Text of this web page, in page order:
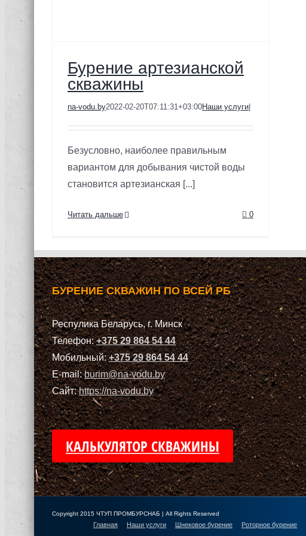
Бурение артезианской
скважины
na-vodu.by2022-02-20T07:11:31+03:00Наши услуги
Безусловно, наиболее правильным
вариантом для добывания чистой воды
становится артезианская [...]
Читать дальше 0
БУРЕНИЕ СКВАЖИН ПО ВСЕЙ РБ
Респулика Беларусь, г. Минск
Телефон:+375 29 864 54 44
Мобильный:+375 29 864 54 44
E-mail:burim@na-vodu.by
Сайт:https://na-vodu.by
КАЛЬКУЛЯТОР СКВАЖИНЫ
Copyright 2015 ЧТУП ПРОМБУРСНАБ | All Rights Reserved
Главная Наши услуги Шнековое бурение Роторное бурение